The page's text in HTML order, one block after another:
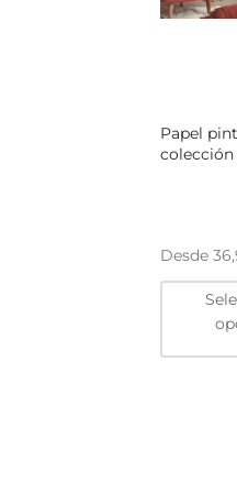
Papel
colección
Desde